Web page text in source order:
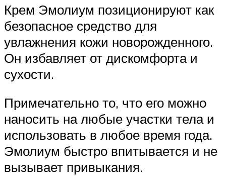
Крем Эмолиум позиционируют как
безопасное средство для
увлажнения кожи новорожденного.
Он избавляет от дискомфорта и
сухости.
Примечательно то, что его можно
наносить на любые участки тела и
использовать в любое время года.
Эмолиум быстро впитывается и не
вызывает привыкания.